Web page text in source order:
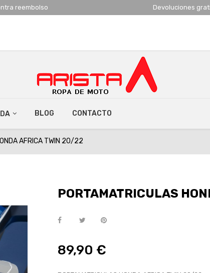
reembolso Devoluciones
BLOG CONTACTO
AFRICA TWIN 20/22
PORTAMATRICULAS
89,90 €